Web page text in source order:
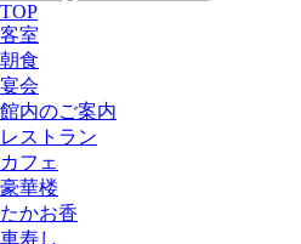
TOP
客室
朝食
宴会
館内のご案内
レストラン
カフェ
豪華楼
たかお香
車寿し